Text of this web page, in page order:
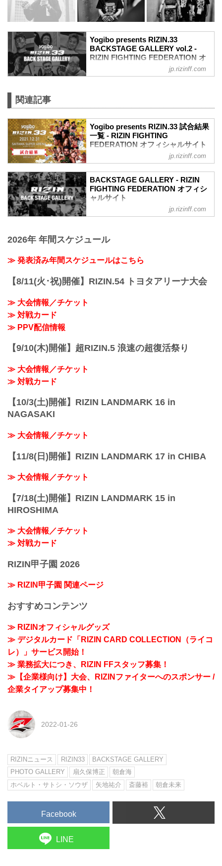
Yogibo presents RIZIN.33
BACKSTAGE GALLERY vol.2 -
RIZIN FIGHTING FEDERATION オ
第10試合 武田光司 vs. “ブラックパンサ
ー”ベイノア
武田光司3
“ブラックパンサー”ベイノア3
第9試合 シビサイ頌真 vs. 関根“シュレッ
関根“シュレック”秀樹3
シビサイ頌真3
第8試合 萩原京平 vs. 鈴木博昭
萩原京平3
鈴木博昭3
第6試合 シバター vs. 久保優太
jp.rizinff.com
関連記事
Yogibo presents RIZIN.33 試合結果
一覧 - RIZIN FIGHTING
FEDERATION オフィシャルサイト
第16試合／RIZIN JAPAN GP2021 バンタ
博正
Full Fight | 朝倉海 vs. 扇久保博正 2 / Kai
Asakura vs. Hiromasa Ougikubo 2 -
（LOSE）朝倉海 vs. 扇久保博正（WIN）
≫ 試合結果詳細
ルト・サトシ...
jp.rizinff.com
BACKSTAGE GALLERY - RIZIN
FIGHTING FEDERATION オフィシ
ャルサイト
BACKSTAGE GALLERY の記事一覧 - 格
イジン ファイティング フェデレーショ
いきます。
jp.rizinff.com
2026年 年間スケジュール
≫ 発表済み年間スケジュールはこちら
【8/11(火･祝)開催】RIZIN.54 トヨタアリーナ大会
≫ 大会情報／チケット
≫ 対戦カード
≫ PPV配信情報
【9/10(木)開催】超RIZIN.5 浪速の超復活祭り
≫ 大会情報／チケット
≫ 対戦カード
【10/3(土)開催】RIZIN LANDMARK 16 in
NAGASAKI
≫ 大会情報／チケット
【11/8(日)開催】RIZIN LANDMARK 17 in CHIBA
≫ 大会情報／チケット
【7/18(土)開催】RIZIN LANDMARK 15 in
HIROSHIMA
≫ 大会情報／チケット
≫ 対戦カード
RIZIN甲子園 2026
≫ RIZIN甲子園 関連ページ
おすすめコンテンツ
≫ RIZINオフィシャルグッズ
≫ デジタルカード「RIZIN CARD COLLECTION（ライコ
レ）」サービス開始！
≫ 業務拡大につき、RIZIN FFスタッフ募集！
≫【企業様向け】大会、RIZINファイターへのスポンサー /
企業タイアップ募集中！
2022-01-26
RIZINニュース RIZIN33
BACKSTAGE GALLERY
PHOTO GALLERY
扇久保博正
朝倉海
ホベルト・サトシ・ソウザ
矢地祐介 斎藤裕 朝倉未来
Facebook
LINE